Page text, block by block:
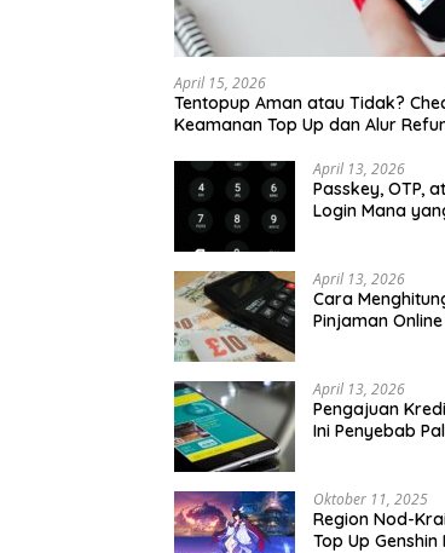
April 15, 2026
Tentopup Aman atau Tidak?
Keamanan Top Up dan Alur
April 13, 2026
Passkey, OTP,
Login Mana
April 13, 2026
Cara
Pinjaman
April 13, 2026
Pengajuan
Ini Penyebab
Oktober 11, 2025
Region Nod-
Top Up